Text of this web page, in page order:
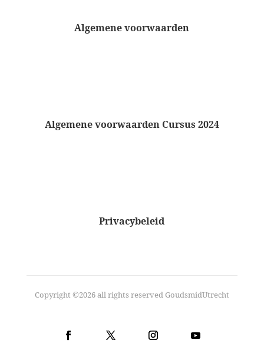
Algemene voorwaarden
Algemene voorwaarden Cursus 2024
Privacybeleid
Copyright ©2026 all rights reserved GoudsmidUtrecht